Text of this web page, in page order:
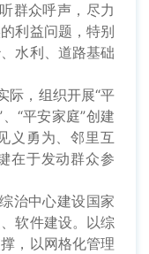
群众呼声，尽力
利益问题，特别
水利、道路基础
际，组织开展“平
“平安家庭”创建
义勇为、邻里互
在于发动群众参
治中心建设国家
软件建设。以综
，以网格化管理